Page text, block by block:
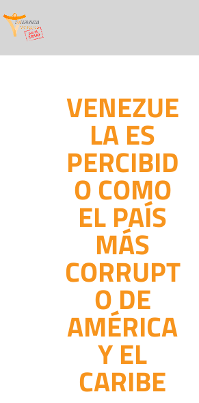
VENEZUE
LA ES
PERCIBID
O COMO
EL PAÍS
MÁS
CORRUPT
O DE
AMÉRICA
Y EL
CARIBE